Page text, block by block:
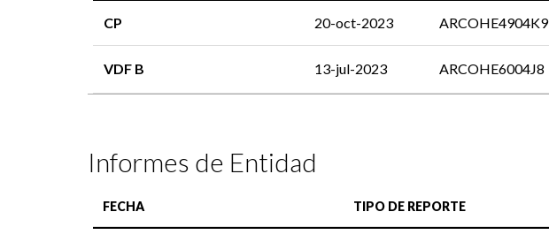
CP 20-oct-2023 ARCOHE4904K9
VDF B 13-jul-2023 ARCOHE6004J8
Informes de Entidad
FECHA TIPO DE REPORTE